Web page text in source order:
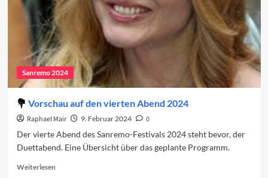
1)
Sanremo 2024
Vorschau auf den vierten Abend 2024
Raphael Mair 9. Februar 2024
0
Der vierte Abend des Sanremo-Festivals 2024 steht bevor, der
Duettabend. Eine Übersicht über das geplante Programm.
WeiterlesenRead